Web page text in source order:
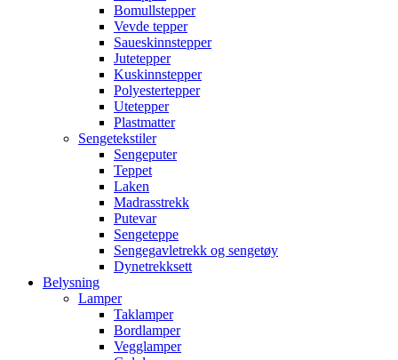
Bomullstepper
Vevde tepper
Saueskinnstepper
Jutetepper
Kuskinnstepper
Polyestertepper
Utetepper
Plastmatter
Sengetekstiler
Sengeputer
Teppet
Laken
Madrasstrekk
Putevar
Sengeteppe
Sengegavletrekk og sengetøy
Dynetrekksett
Belysning
Lamper
Taklamper
Bordlamper
Vegglamper